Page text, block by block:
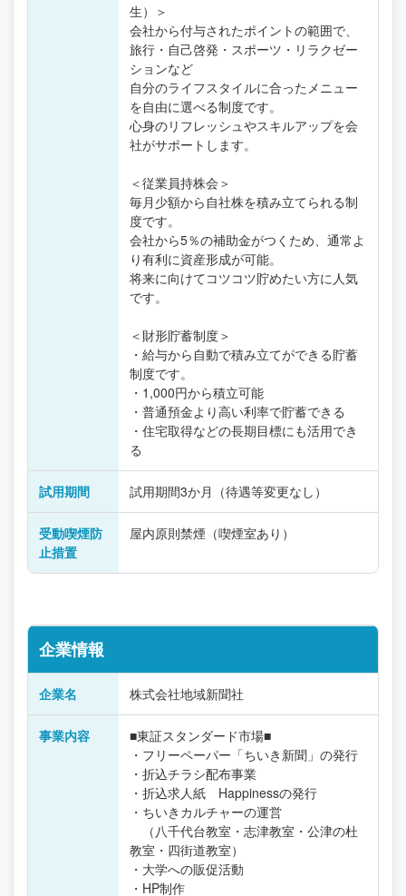
生）＞
会社から付与されたポイントの範囲で、
旅行・自己啓発・スポーツ・リラクゼー
ションなど
自分のライフスタイルに合ったメニュー
を自由に選べる制度です。
心身のリフレッシュやスキルアップを会
社がサポートします。
＜従業員持株会＞
毎月少額から自社株を積み立てられる制
度です。
会社から5％の補助金がつくため、通常よ
り有利に資産形成が可能。
将来に向けてコツコツ貯めたい方に人気
です。
＜財形貯蓄制度＞
・給与から自動で積み立てができる貯蓄
制度です。
・1,000円から積立可能
・普通預金より高い利率で貯蓄できる
・住宅取得などの長期目標にも活用でき
る
試用期間 試用期間3か月（待遇等変更なし）
受動喫煙防
止措置
屋内原則禁煙（喫煙室あり）
企業情報
企業名 株式会社地域新聞社
事業内容
■東証スタンダード市場■
・フリーペーパー「ちいき新聞」の発行
・折込チラシ配布事業
・折込求人紙 Happinessの発行
・ちいきカルチャーの運営
（八千代台教室・志津教室・公津の杜
教室・四街道教室）
・大学への販促活動
・HP制作